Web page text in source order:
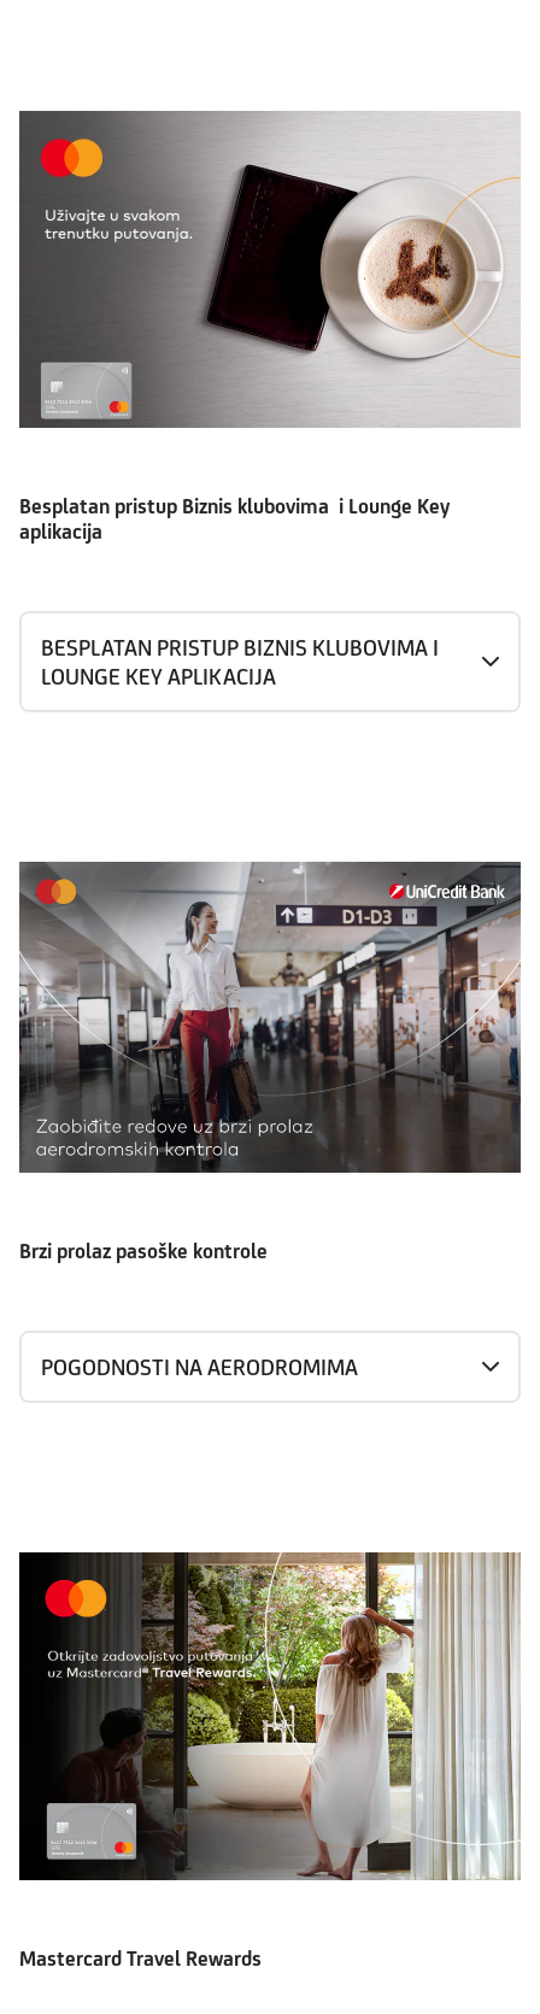
Besplatan pristup Biznis klubovima i Lounge Key
aplikacija
BESPLATAN PRISTUP BIZNIS KLUBOVIMA I
LOUNGE KEY APLIKACIJA
Brzi prolaz pasoške kontrole
POGODNOSTI NA AERODROMIMA
Mastercard Travel Rewards